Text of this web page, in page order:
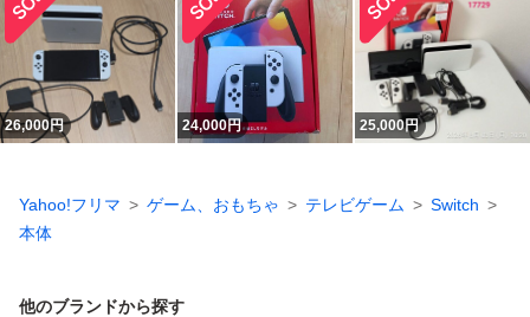
26,000円 24,000円 25,000円
Yahoo!フリマ ゲーム、おもちゃ テレビゲーム
Switch
本体
他のブランドから探す